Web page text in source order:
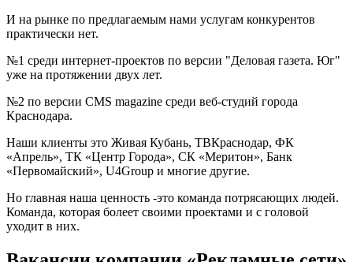
И на рынке по предлагаемым нами услугам конкурентов
практически нет.
№1 среди интернет-проектов по версии "Деловая газета. Юг"
уже на протяжении двух лет.
№2 по версии CMS magazine среди веб-студий города
Краснодара.
Наши клиенты это Живая Кубань, ТВКраснодар, ФК
«Апрель», ТК «Центр Города», СК «Меритон», Банк
«Первомайский», U4Group и многие другие.
Но главная наша ценность -это команда потрясающих людей.
Команда, которая болеет своими проектами и с головой
уходит в них.